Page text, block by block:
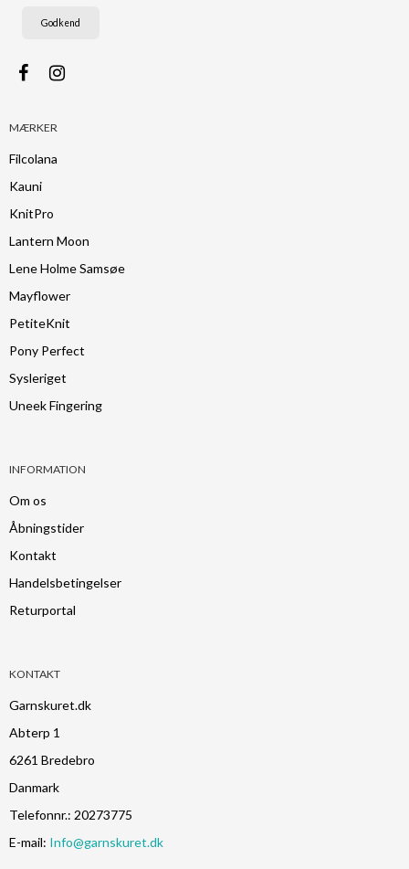
Godkend
MÆRKER
Filcolana
Kauni
KnitPro
Lantern Moon
Lene Holme Samsøe
Mayflower
PetiteKnit
Pony Perfect
Sysleriget
Uneek Fingering
INFORMATION
Om os
Åbningstider
Kontakt
Handelsbetingelser
Returportal
KONTAKT
Garnskuret.dk
Abterp 1
6261 Bredebro
Danmark
Telefonnr.: 20273775
E-mail: Info@garnskuret.dk